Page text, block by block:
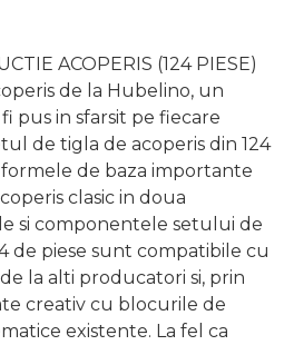
ACOPERIS (124 PIESE)
de la Hubelino, un
pus in sfarsit pe fiecare
de tigla de acoperis din 124
de baza importante
clasic in doua
si componentele setului de
de piese sunt compatibile cu
la alti producatori si, prin
creativ cu blocurile de
existente. La fel ca